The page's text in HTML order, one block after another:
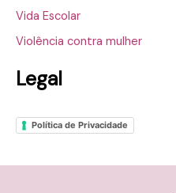
Vida Escolar
Violência contra mulher
Legal
Política de Privacidade